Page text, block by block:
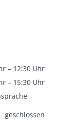
– 12:30 Uhr
– 15:30 Uhr
geschlossen